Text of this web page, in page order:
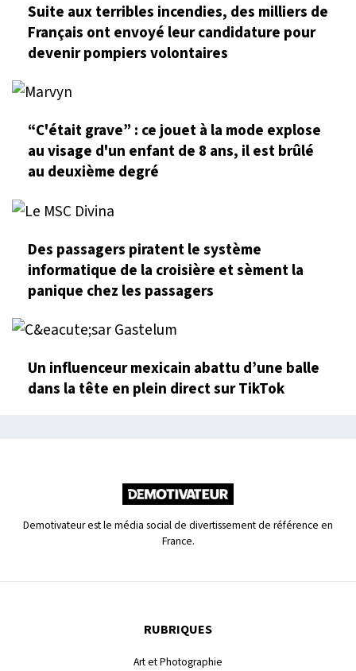
Suite aux terribles incendies, des milliers de
Français ont envoyé leur candidature pour
devenir pompiers volontaires
“C'était grave” : ce jouet à la mode explose
au visage d'un enfant de 8 ans, il est brûlé
au deuxième degré
Des passagers piratent le système
informatique de la croisière et sèment la
panique chez les passagers
Un influenceur mexicain abattu d’une balle
dans la tête en plein direct sur TikTok
Demotivateur est le média social de divertissement de référence en
France.
RUBRIQUES
Art et Photographie